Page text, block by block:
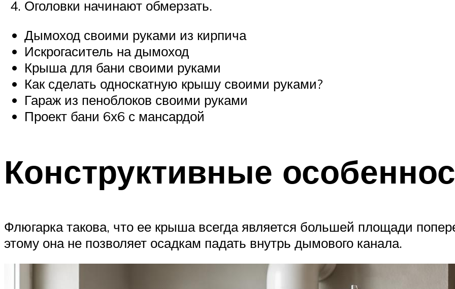
Оголовки начинают обмерзать.
Дымоход своими руками из кирпича
Искрогаситель на дымоход
Крыша для бани своими руками
Как сделать односкатную крышу своими руками?
Гараж из пеноблоков своими руками
Проект бани 6х6 с мансардой
Конструктивные
Флюгарка такова, что ее крыша всегда является большей площади
этому она не позволяет осадкам падать внутрь дымового канала.